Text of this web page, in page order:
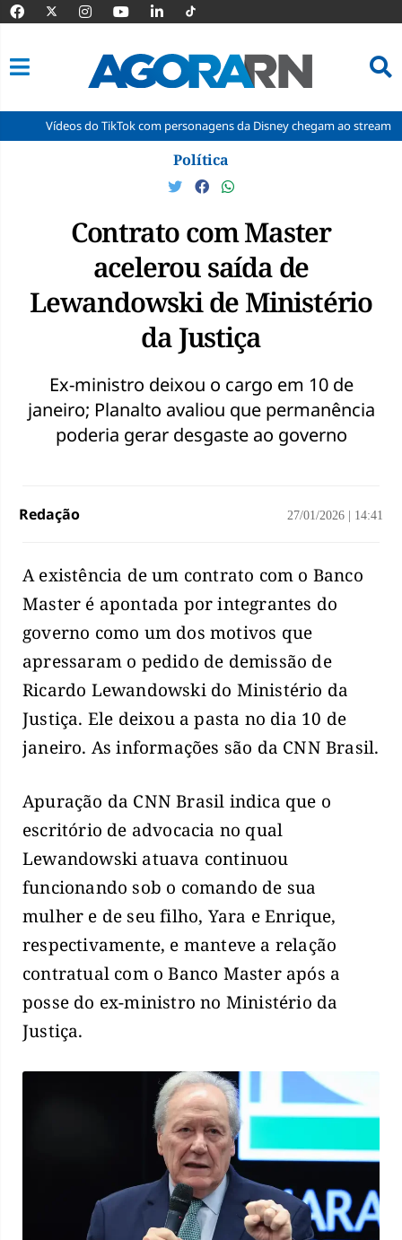
do TikTok com personagens da Disney chegam ao streaming
Política
Contrato com Master
acelerou saída de
Lewandowski de Ministério
da Justiça
Ex-ministro deixou o cargo em 10 de
janeiro; Planalto avaliou que permanência
poderia gerar desgaste ao governo
Redação 27/01/2026 14:41
A existência de um contrato com o Banco
Master é apontada por integrantes do
governo como um dos motivos que
apressaram o pedido de demissão de
Ricardo Lewandowski do Ministério da
Justiça. Ele deixou a pasta no dia 10 de
janeiro. As informações são da CNN Brasil.
Apuração da CNN Brasil indica que o
escritório de advocacia no qual
Lewandowski atuava continuou
funcionando sob o comando de sua
mulher e de seu filho, Yara e Enrique,
respectivamente, e manteve a relação
contratual com o Banco Master após a
posse do ex-ministro no Ministério da
Justiça.